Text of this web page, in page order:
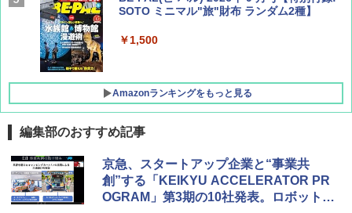
SOTO ミニマル"旅"財布 ランダム2種】
￥1,500
Amazonランキングをもっと見る
D40 地球の歩き方 チェンマイ タイ北部の魅
力的な町 2026～2027 地球の歩き方D アジア
￥2,079
[キャンパーズコレクション 山善] ポップアッ
プテント 傘みたいに広げて畳める パッとサ
ッとサンシェード キューブ フルクローズ メ
ッシュ 簡単設置 ワンタッチテント キャンプ
BUNDOK(バンドック)ソロ ドーム 1 EX BDK
-08EX カーキ ソロキャンプ ポリエステル フ
レーム テント
編集部のおすすめ記事
京急、スタートアップ企業と“事業共
創”する「KEIKYU ACCELERATOR PR
OGRAM」第3期の10社発表。ロボット・